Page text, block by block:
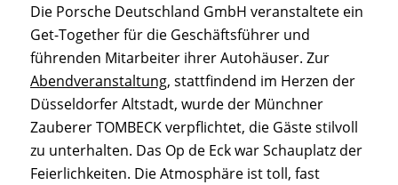
Die Porsche Deutschland GmbH veranstaltete ein
Get-Together für die Geschäftsführer und
führenden Mitarbeiter ihrer Autohäuser. Zur
Abendveranstaltung, stattfindend im Herzen der
Düsseldorfer Altstadt, wurde der Münchner
Zauberer TOMBECK verpflichtet, die Gäste stilvoll
zu unterhalten. Das Op de Eck war Schauplatz der
Feierlichkeiten. Die Atmosphäre ist toll, fast